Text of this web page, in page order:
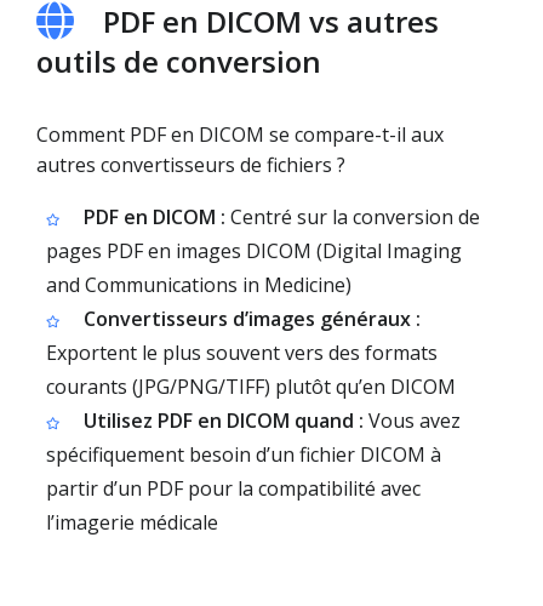
PDF en DICOM vs autres
outils de conversion
Comment PDF en DICOM se compare-t-il aux
autres convertisseurs de fichiers ?
PDF en DICOM : Centré sur la conversion de
pages PDF en images DICOM (Digital Imaging
and Communications in Medicine)
Convertisseurs d’images généraux :
Exportent le plus souvent vers des formats
courants (JPG/PNG/TIFF) plutôt qu’en DICOM
Utilisez PDF en DICOM quand : Vous avez
spécifiquement besoin d’un fichier DICOM à
partir d’un PDF pour la compatibilité avec
l’imagerie médicale